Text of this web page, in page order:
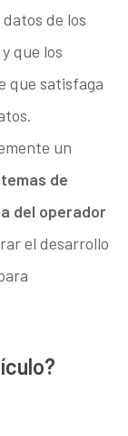
de los
que los
que satisfaga
un
de
del operador
el desarrollo